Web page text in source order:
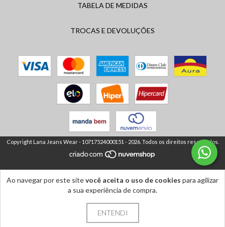
Ao navegar por este sitevocê aceita o uso de cookies para agilizar
a sua experiência de compra.
ENTENDI
TABELA DE MEDIDAS
TROCAS E DEVOLUÇÕES
Copyright Lana Jeans Wear - 10717524000151 - 2026. Todos os direitos reservados.